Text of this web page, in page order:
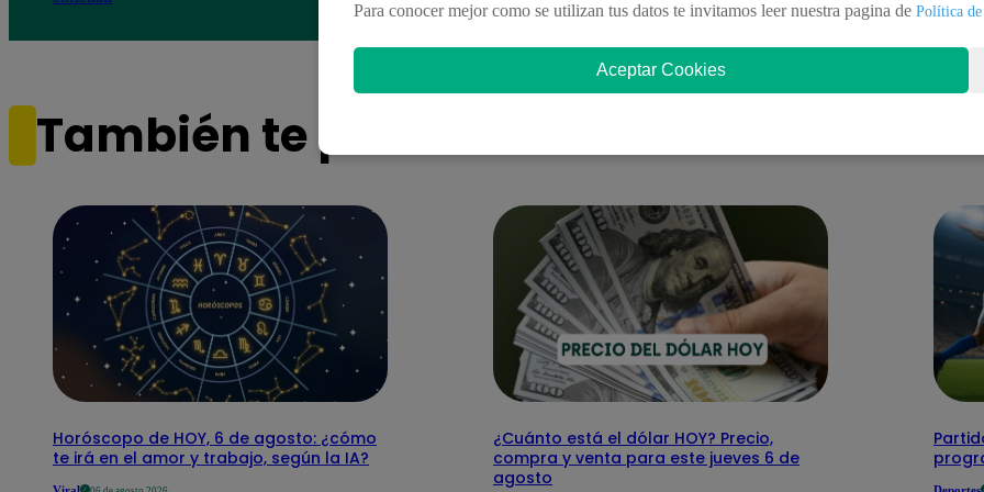
También te puede interesar
Horóscopo de HOY, 6 de agosto: ¿cómo
te irá en el amor y trabajo, según la IA?
¿Cuánto está el dólar HOY? Precio,
compra y venta para este jueves 6 de
agosto
Para conocer mejor como se utilizan tus datos te invitamos leer nuestra pagina de Política
Aceptar Cookies